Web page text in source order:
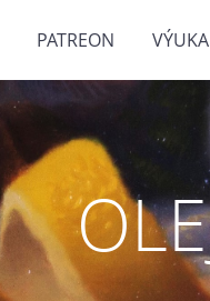
PATREON VÝUKA